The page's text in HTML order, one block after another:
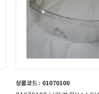
상품코드 : 01070100